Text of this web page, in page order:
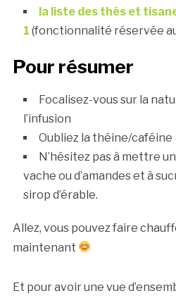
la liste des thés et
1 (fonctionnalité réservée
Pour résumer
Focalisez-vous sur la
l’infusion
Oubliez la théine/caféine
N’hésitez pas à mettre
vache ou d’amandes et à
sirop d’érable.
Allez, vous pouvez faire
maintenant
Et pour avoir une vue